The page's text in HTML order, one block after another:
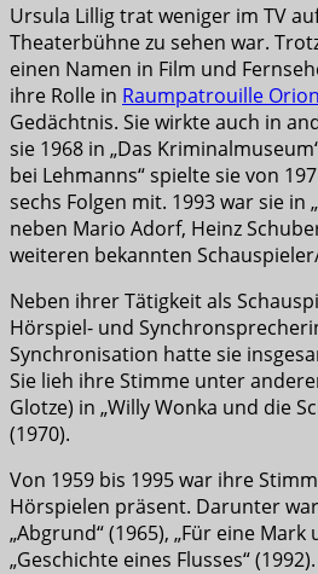
Ursula Lillig trat weniger im TV
Theaterbühne zu sehen war.
einen Namen in Film und
ihre Rolle in Raumpatrouille Orion
Gedächtnis. Sie wirkte auch in
sie 1968 in „Das
bei Lehmanns“ spielte sie von
sechs Folgen mit. 1993 war sie in
neben Mario Adorf, Heinz
weiteren bekannten
Neben ihrer Tätigkeit als
Hörspiel- und
Synchronisation hatte sie
Sie lieh ihre Stimme unter
Glotze) in „Willy Wonka und die
(1970).
Von 1959 bis 1995 war ihre
Hörspielen präsent. Darunter
„Abgrund“ (1965), „Für eine Mark
„Geschichte eines Flusses“ (1992).